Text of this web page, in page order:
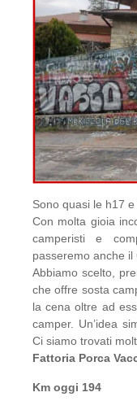
Sono quasi le h17
Con molta gioia
camperisti e
passeremo anche il
Abbiamo scelto,
che offre sosta
la cena oltre ad
camper. Un’idea
Ci siamo trovati
Fattoria Porca
Km oggi 194